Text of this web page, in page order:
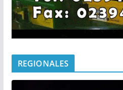
REGIONALES